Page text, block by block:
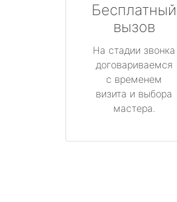
Бесплатный
вызов
На стадии звонка
договариваемся
с временем
визита и выбора
мастера.